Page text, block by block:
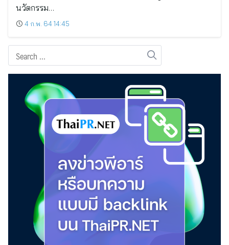
นวัตกรรม…
4 ก.พ. 64 14:45